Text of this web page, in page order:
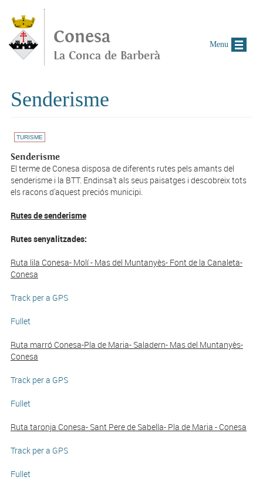
Conesa
La Conca de Barberà
Senderisme
TURISME
Senderisme
El terme de Conesa disposa de diferents rutes pels amants del
senderisme i la BTT. Endinsa't als seus paisatges i descobreix tots
els racons d'aquest preciós municipi.
Rutes de senderisme
Rutes senyalitzades:
Ruta lila Conesa- Molí - Mas del Muntanyès- Font de la Canaleta-
Conesa
Track per a GPS
Fullet
Ruta marró Conesa-Pla de Maria- Saladern- Mas del Muntanyès-
Conesa
Track per a GPS
Fullet
Ruta taronja Conesa- Sant Pere de Sabella- Pla de Maria - Conesa
Track per a GPS
Fullet
Menu